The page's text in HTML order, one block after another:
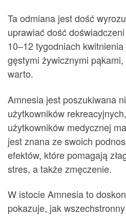
Ta odmiana jest dość
uprawiać dość
10–12 tygodniach
gęstymi żywicznymi
warto.
Amnesia jest poszukiwana
użytkowników
użytkowników medycznej
jest znana ze swoich
efektów, które pomagają
stres, a także zmęczenie.
W istocie Amnesia to
pokazuje, jak